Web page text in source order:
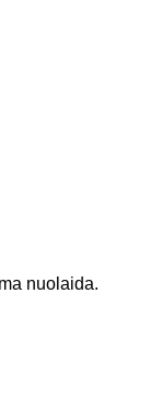
nuolaida.